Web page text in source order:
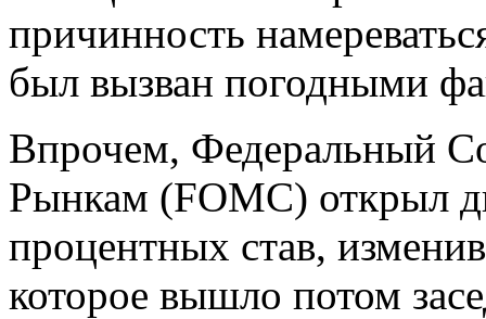
причинность
был вызван погодными
Впрочем, Федеральный
Рынкам (FOMC) открыл
процентных став,
которое вышло потом